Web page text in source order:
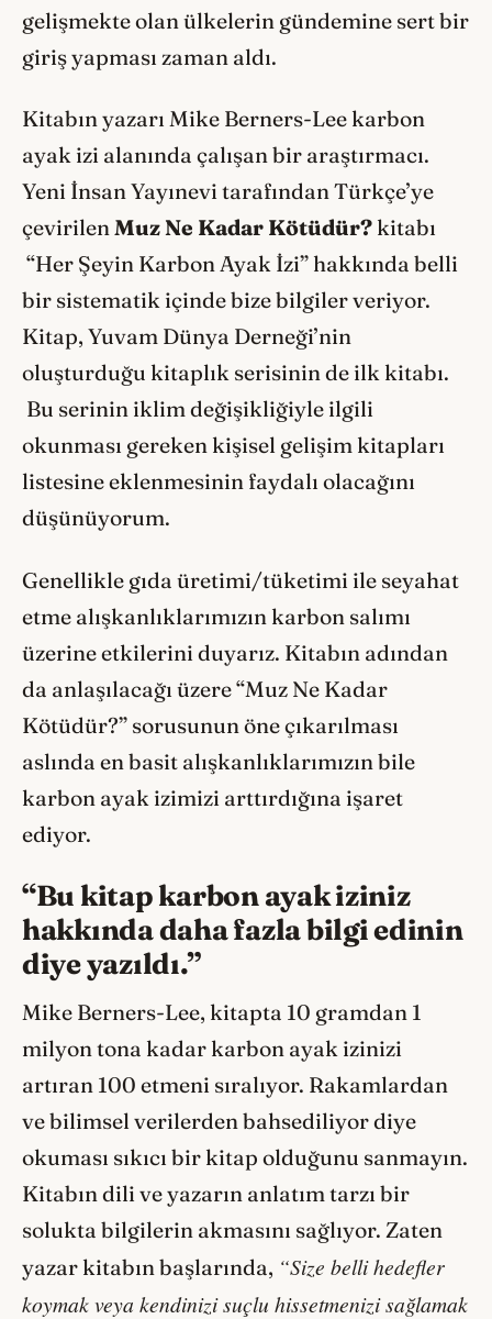
gelişmekte olan ülkelerin gündemine sert bir
giriş yapması zaman aldı.
Kitabın yazarı Mike Berners-Lee karbon
ayak izi alanında çalışan bir araştırmacı.
Yeni İnsan Yayınevi tarafından Türkçe’ye
çevirilenMuz Ne Kadar Kötüdür? kitabı
“Her Şeyin Karbon Ayak İzi” hakkında belli
bir sistematik içinde bize bilgiler veriyor.
Kitap, Yuvam Dünya Derneği’nin
oluşturduğu kitaplık serisinin de ilk kitabı.
Bu serinin iklim değişikliğiyle ilgili
okunması gereken kişisel gelişim kitapları
listesine eklenmesinin faydalı olacağını
düşünüyorum.
Genellikle gıda üretimi/tüketimi ile seyahat
etme alışkanlıklarımızın karbon salımı
üzerine etkilerini duyarız. Kitabın adından
da anlaşılacağı üzere “Muz Ne Kadar
Kötüdür?” sorusunun öne çıkarılması
aslında en basit alışkanlıklarımızın bile
karbon ayak izimizi arttırdığına işaret
ediyor.
“Bu kitap karbon ayak iziniz
hakkında daha fazla bilgi edinin
diye yazıldı.”
Mike Berners-Lee, kitapta 10 gramdan 1
milyon tona kadar karbon ayak izinizi
artıran 100 etmeni sıralıyor. Rakamlardan
ve bilimsel verilerden bahsediliyor diye
okuması sıkıcı bir kitap olduğunu sanmayın.
Kitabın dili ve yazarın anlatım tarzı bir
solukta bilgilerin akmasını sağlıyor. Zaten
yazar kitabın başlarında, “Size belli hedefler
koymak veya kendinizi suçlu hissetmenizi sağlamak